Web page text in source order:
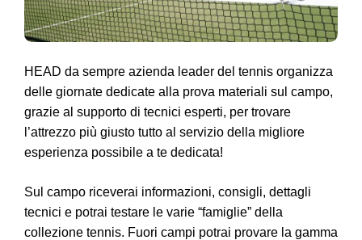
HEAD da sempre azienda leader del tennis organizza
delle giornate dedicate alla prova materiali sul campo,
grazie al supporto di tecnici esperti, per trovare
l’attrezzo più giusto tutto al servizio della migliore
esperienza possibile a te dedicata!
Sul campo riceverai informazioni, consigli, dettagli
tecnici e potrai testare le varie “famiglie” della
collezione tennis. Fuori campi potrai provare la gamma